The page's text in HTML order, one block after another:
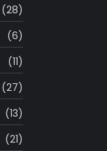
(28)
(6)
(11)
(27)
(13)
(21)